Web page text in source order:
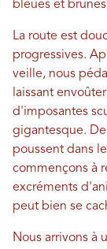
bleues et
La route est
progressives.
veille, nous
laissant
d'imposantes
gigantesque.
poussent dans
commençons à
excréments
peut bien se
Nous arrivons à